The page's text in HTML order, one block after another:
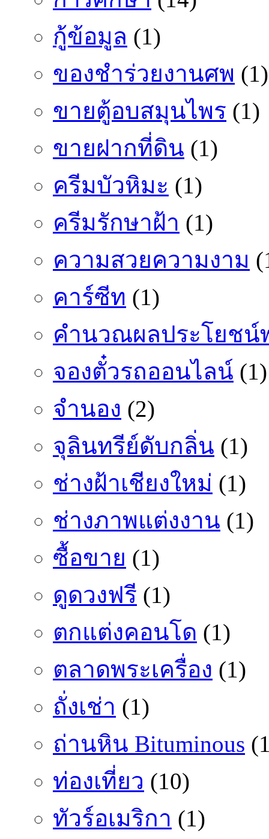
กู้ข้อมูล (1)
ของชำร่วยงานศพ (1)
ขายตู้อบสมุนไพร (1)
ขายฝากที่ดิน (1)
ครีมบัวหิมะ (1)
ครีมรักษาฝ้า (1)
ความสวยความงาม
คาร์ซีท (1)
คำนวณผลประโยชน์
จองตั๋วรถออนไลน์ (1)
จำนอง (2)
จุลินทรีย์ดับกลิ่น (1)
ช่างฝ้าเชียงใหม่ (1)
ช่างภาพแต่งงาน (1)
ซื้อขาย (1)
ดูดวงฟรี (1)
ตกแต่งคอนโด (1)
ตลาดพระเครื่อง (1)
ถั่งเช่า (1)
ถ่านหิน Bituminous
ท่องเที่ยว (10)
ทัวร์อเมริกา (1)